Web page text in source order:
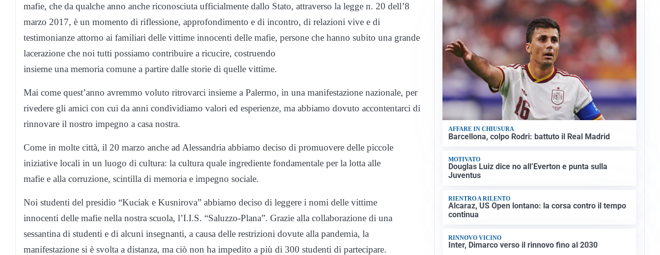
mafie, che da qualche anno anche riconosciuta ufficialmente dallo Stato, attraverso la legge n. 20 dell’8
marzo 2017, è un momento di riflessione, approfondimento e di incontro, di relazioni vive e di
testimonianze attorno ai familiari delle vittime innocenti delle mafie, persone che hanno subito una grande
lacerazione che noi tutti possiamo contribuire a ricucire, costruendo
insieme una memoria comune a partire dalle storie di quelle vittime.
Mai come quest’anno avremmo voluto ritrovarci insieme a Palermo, in una manifestazione nazionale, per
rivedere gli amici con cui da anni condividiamo valori ed esperienze, ma abbiamo dovuto accontentarci di
rinnovare il nostro impegno a casa nostra.
Come in molte città, il 20 marzo anche ad Alessandria abbiamo deciso di promuovere delle piccole
iniziative locali in un luogo di cultura: la cultura quale ingrediente fondamentale per la lotta alle
mafie e alla corruzione, scintilla di memoria e impegno sociale.
Noi studenti del presidio “Kuciak e Kusnirova” abbiamo deciso di leggere i nomi delle vittime
innocenti delle mafie nella nostra scuola, l’I.I.S. “Saluzzo-Plana”. Grazie alla collaborazione di una
sessantina di studenti e di alcuni insegnanti, a causa delle restrizioni dovute alla pandemia, la
manifestazione si è svolta a distanza, ma ciò non ha impedito a più di 300 studenti di partecipare.
AFFARE IN CHIUSURA
Barcellona, colpo Rodri: battuto il Real Madrid
MOTIVATO
Douglas Luiz dice no all’Everton e punta sulla
Juventus
RIENTRO A RILENTO
Alcaraz, US Open lontano: la corsa contro il tempo
continua
RINNOVO VICINO
Inter, Dimarco verso il rinnovo fino al 2030